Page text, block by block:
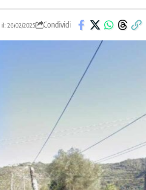
26/02/2025 Condividi